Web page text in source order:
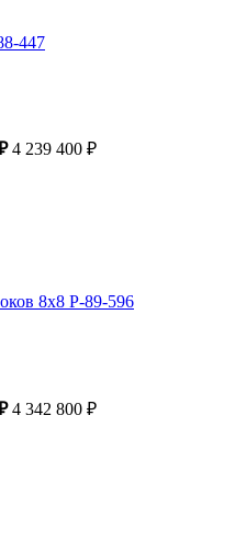
447
4 239 400 ₽
8х8 Р-89-596
4 342 800 ₽